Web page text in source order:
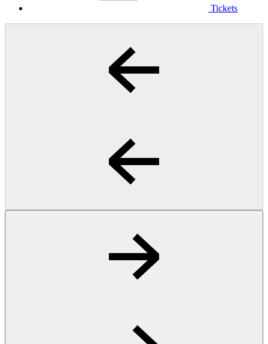
Tickets